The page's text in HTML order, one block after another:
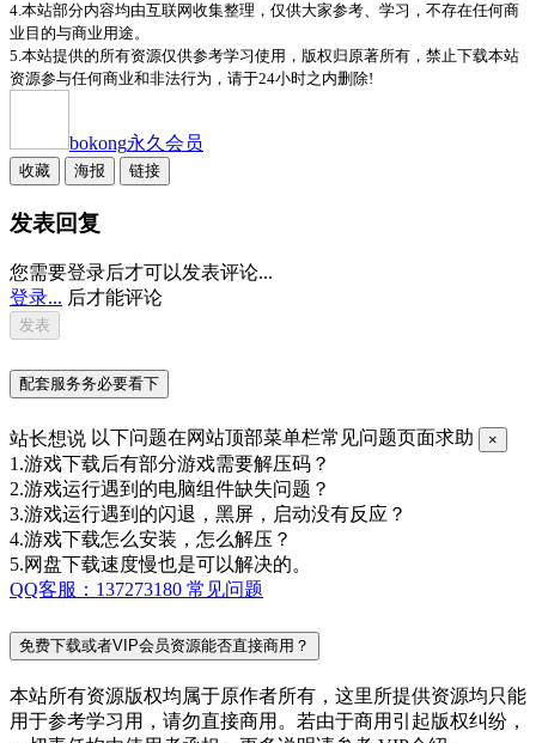
4.本站部分内容均由互联网收集整理，仅供大家参考、学习，不存在任何商
业目的与商业用途。
5.本站提供的所有资源仅供参考学习使用，版权归原著所有，禁止下载本站
资源参与任何商业和非法行为，请于24小时之内删除!
bokong永久会员
收藏 海报 链接
发表回复
您需要登录后才可以发表评论...
登录... 后才能评论
配套服务务必要看下
站长想说 以下问题在网站顶部菜单栏常见问题页面求助 ×
1.游戏下载后有部分游戏需要解压码？
2.游戏运行遇到的电脑组件缺失问题？
3.游戏运行遇到的闪退，黑屏，启动没有反应？
4.游戏下载怎么安装，怎么解压？
5.网盘下载速度慢也是可以解决的。
QQ客服：137273180 常见问题
免费下载或者VIP会员资源能否直接商用？
本站所有资源版权均属于原作者所有，这里所提供资源均只能
用于参考学习用，请勿直接商用。若由于商用引起版权纠纷，